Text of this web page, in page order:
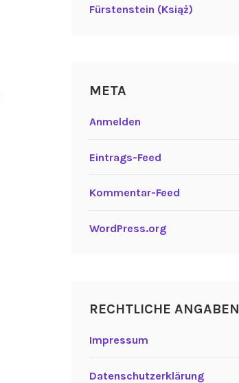
Fürstenstein (Książ)
META
Anmelden
Eintrags-Feed
Kommentar-Feed
WordPress.org
RECHTLICHE ANGABEN
Impressum
Datenschutzerklärung